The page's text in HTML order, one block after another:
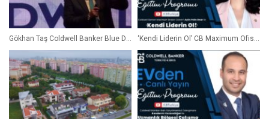
Gökhan Taş Coldwell Banker Blue Day Ocak 2020 ‘Kendi Liderin Ol’ CB Maximum Ofisi Broker’ımız Aylin Pelin Onar Bizlerle!